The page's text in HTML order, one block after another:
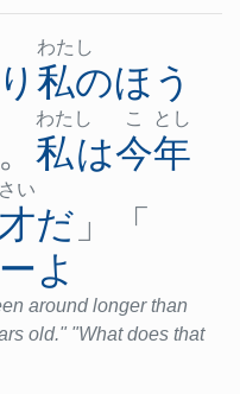
わた し
私のほう
。
わた し
私は
こ とし
今年
さい
だ 」「
よ
around longer than
old." "What does that